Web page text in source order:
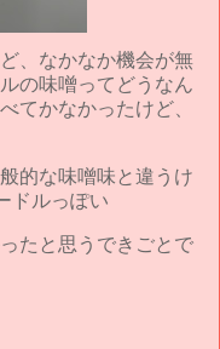
、なかなか機会が無
の味噌ってどうなん
てかなかったけど、
的な味噌味と違うけ
ドルっぽい
たと思うできごとで